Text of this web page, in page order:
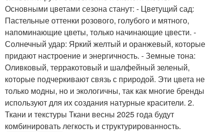
Основными цветами сезона станут: - Цветущий сад:
Пастельные оттенки розового, голубого и мятного,
напоминающие цветы, только начинающие цвести. -
Солнечный удар: Яркий желтый и оранжевый, которые
придают настроение и энергичность. - Земные тона:
Оливковый, терракотовый и шалфейный зеленый,
которые подчеркивают связь с природой. Эти цвета не
только модны, но и экологичны, так как многие бренды
используют для их создания натурные красители. 2.
Ткани и текстуры Ткани весны 2025 года будут
комбинировать легкость и структурированность.